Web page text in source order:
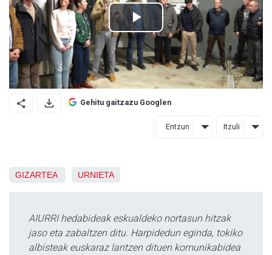
Gehitu gaitzazu Googlen
Entzun Itzuli
GIZARTEA URNIETA
AIURRI hedabideak eskualdeko nortasun hitzak
jaso eta zabaltzen ditu. Harpidedun eginda, tokiko
albisteak euskaraz lantzen dituen komunikabidea